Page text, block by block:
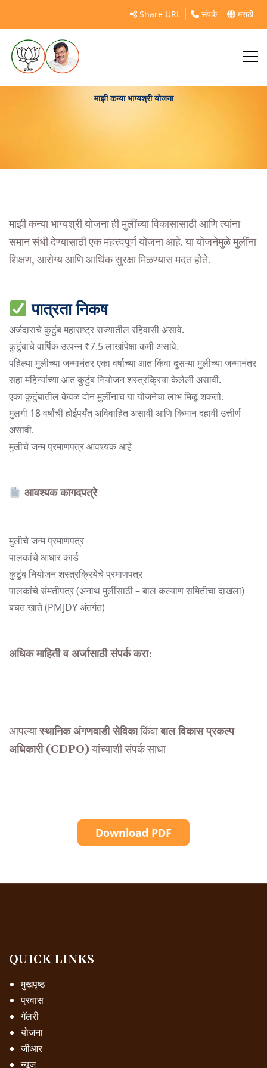
Share URL संपर्क मराठी
माझी कन्या भाग्यश्री योजना
माझी कन्या भाग्यश्री योजना ही मुलींच्या विकासासाठी आणि त्यांना
समान संधी देण्यासाठी एक महत्त्वपूर्ण योजना आहे. या योजनेमुळे मुलींना
शिक्षण, आरोग्य आणि आर्थिक सुरक्षा मिळण्यास मदत होते.
पात्रता निकष
अर्जदाराचे कुटुंब महाराष्ट्र राज्यातील रहिवासी असावे.
कुटुंबाचे वार्षिक उत्पन्न ₹7.5 लाखांपेक्षा कमी असावे.
पहिल्या मुलीच्या जन्मानंतर एका वर्षाच्या आत किंवा दुसऱ्या मुलीच्या जन्मानंतर
सहा महिन्यांच्या आत कुटुंब नियोजन शस्त्रक्रिया केलेली असावी.
एका कुटुंबातील केवळ दोन मुलींनाच या योजनेचा लाभ मिळू शकतो.
मुलगी 18 वर्षांची होईपर्यंत अविवाहित असावी आणि किमान दहावी उत्तीर्ण
असावी.
मुलीचे जन्म प्रमाणपत्र आवश्यक आहे
आवश्यक कागदपत्रे
मुलीचे जन्म प्रमाणपत्र
पालकांचे आधार कार्ड
कुटुंब नियोजन शस्त्रक्रियेचे प्रमाणपत्र
पालकांचे संमतीपत्र (अनाथ मुलींसाठी – बाल कल्याण समितीचा दाखला)
बचत खाते (PMJDY अंतर्गत)
अधिक माहिती व अर्जासाठी संपर्क करा:
आपल्यास्थानिक अंगणवाडी सेविकाकिंवाबाल विकास प्रकल्प
अधिकारी (CDPO)यांच्याशी संपर्क साधा
Download PDF
QUICK LINKS
मुखपृष्ठ
प्रवास
गॅलरी
योजना
जीआर
न्यूज